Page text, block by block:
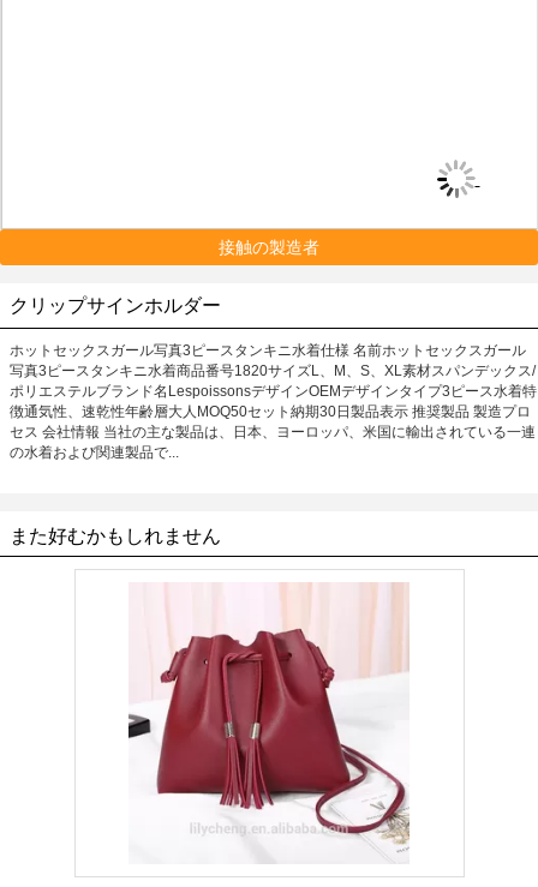
接触の製造者
クリップサインホルダー
ホットセックスガール写真3ピースタンキニ水着仕様 名前ホットセックスガール
写真3ピースタンキニ水着商品番号1820サイズL、M、S、XL素材スパンデックス/
ポリエステルブランド名LespoissonsデザインOEMデザインタイプ3ピース水着特
徴通気性、速乾性年齢層大人MOQ50セット納期30日製品表示 推奨製品 製造プロ
セス 会社情報 当社の主な製品は、日本、ヨーロッパ、米国に輸出されている一連
の水着および関連製品で...
また好むかもしれません